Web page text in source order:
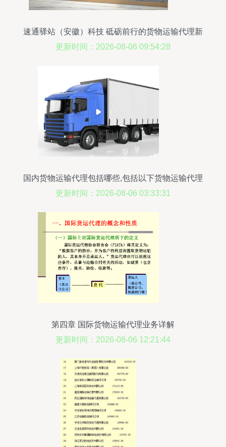
速通驿站（安徽）科技 砥砺前行的货物运输代理新
锐
更新时间：2026-08-06 09:54:28
国内货物运输代理包括哪些,包括以下货物运输代理
服务
更新时间：2026-08-06 03:33:31
第四章 国际货物运输代理业务详解
更新时间：2026-08-06 12:21:44